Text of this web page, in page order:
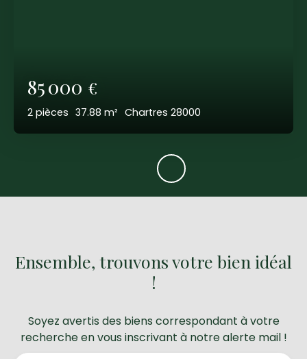
85 000 €
2 pièces 37.88 m² Chartres 28000
Ensemble, trouvons votre bien idéal
!
Soyez avertis des biens correspondant à votre
recherche en vous inscrivant à notre alerte mail !